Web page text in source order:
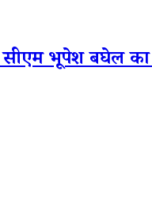
भूपेश बघेल का